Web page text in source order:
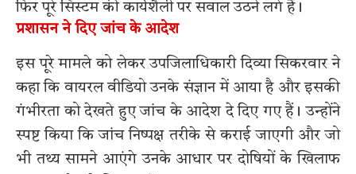
फिर पूरे सिस्टम की कार्यशैली पर सवाल उठने लगे हैं।
प्रशासन ने दिए जांच के आदेश
इस पूरे मामले को लेकर उपजिलाधिकारी दिव्या सिकरवार ने
कहा कि वायरल वीडियो उनके संज्ञान में आया है और इसकी
गंभीरता को देखते हुए जांच के आदेश दे दिए गए हैं। उन्होंने
स्पष्ट किया कि जांच निष्पक्ष तरीके से कराई जाएगी और जो
भी तथ्य सामने आएंगे उनके आधार पर दोषियों के खिलाफ